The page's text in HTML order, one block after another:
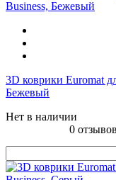
3D коврики Euromat
Бежевый
Нет в наличии
0 отзывов